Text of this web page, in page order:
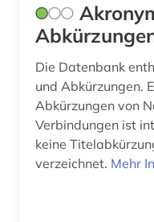
brief (3)
bryophyten (1)
Die Datenbank
und Abkürzungen.
Abkürzungen von
Verbindungen ist
keine
verzeichnet. Mehr